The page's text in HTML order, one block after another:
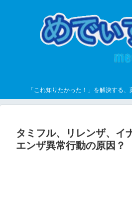
「これ知りたかった！」を解決する
タミフル、リレンザ、イ
エンザ異常行動の原因？